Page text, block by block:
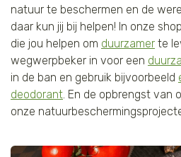
natuur te beschermen en de
daar kun jij bij helpen! In onze
die jou helpen om duurzamer te
wegwerpbeker in voor een
in de ban en gebruik bijvoorbeeld
deodorant. En de opbrengst van
onze